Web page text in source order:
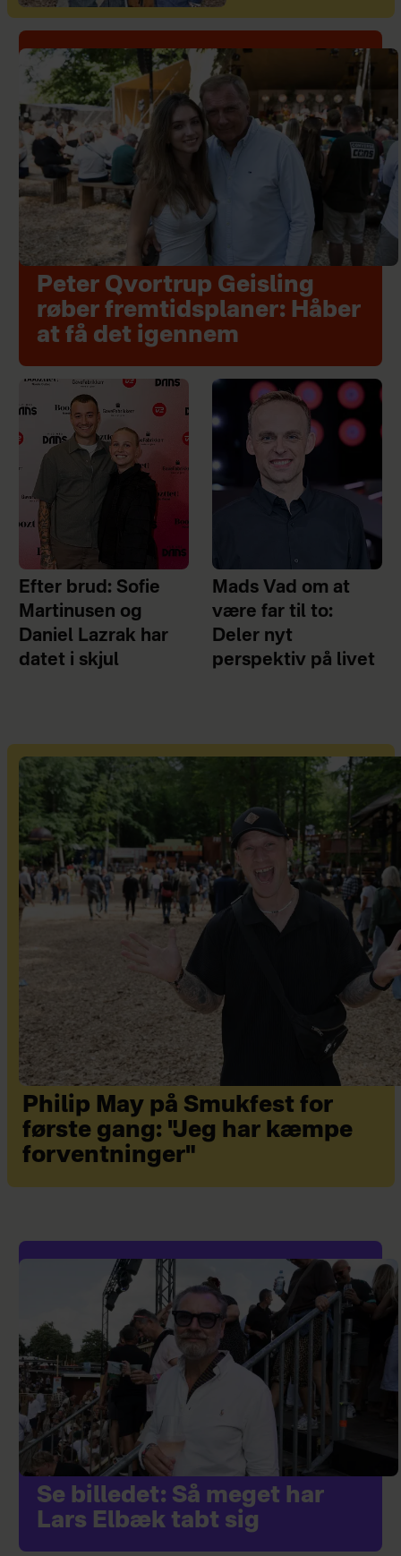
Peter Qvortrup Geisling
røber fremtidsplaner: Håber
at få det igennem
Efter brud: Sofie
Martinusen og
Daniel Lazrak har
datet i skjul
Mads Vad om at
være far til to:
Deler nyt
perspektiv på livet
Philip May på Smukfest for
første gang: "Jeg har kæmpe
forventninger"
Se billedet: Så meget har
Lars Elbæk tabt sig